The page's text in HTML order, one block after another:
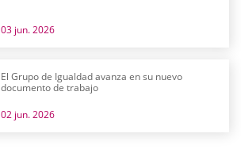
03 jun. 2026
El Grupo de Igualdad avanza en su nuevo
documento de trabajo
02 jun. 2026